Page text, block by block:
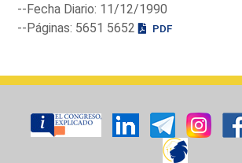
--Fecha Diario: 11/12/1990
--Páginas: 5651 5652
PDF